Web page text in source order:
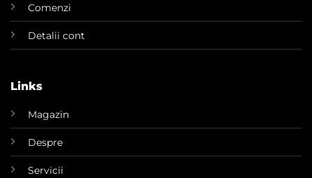
Comenzi
Detalii cont
Links
Magazin
Despre
Servicii